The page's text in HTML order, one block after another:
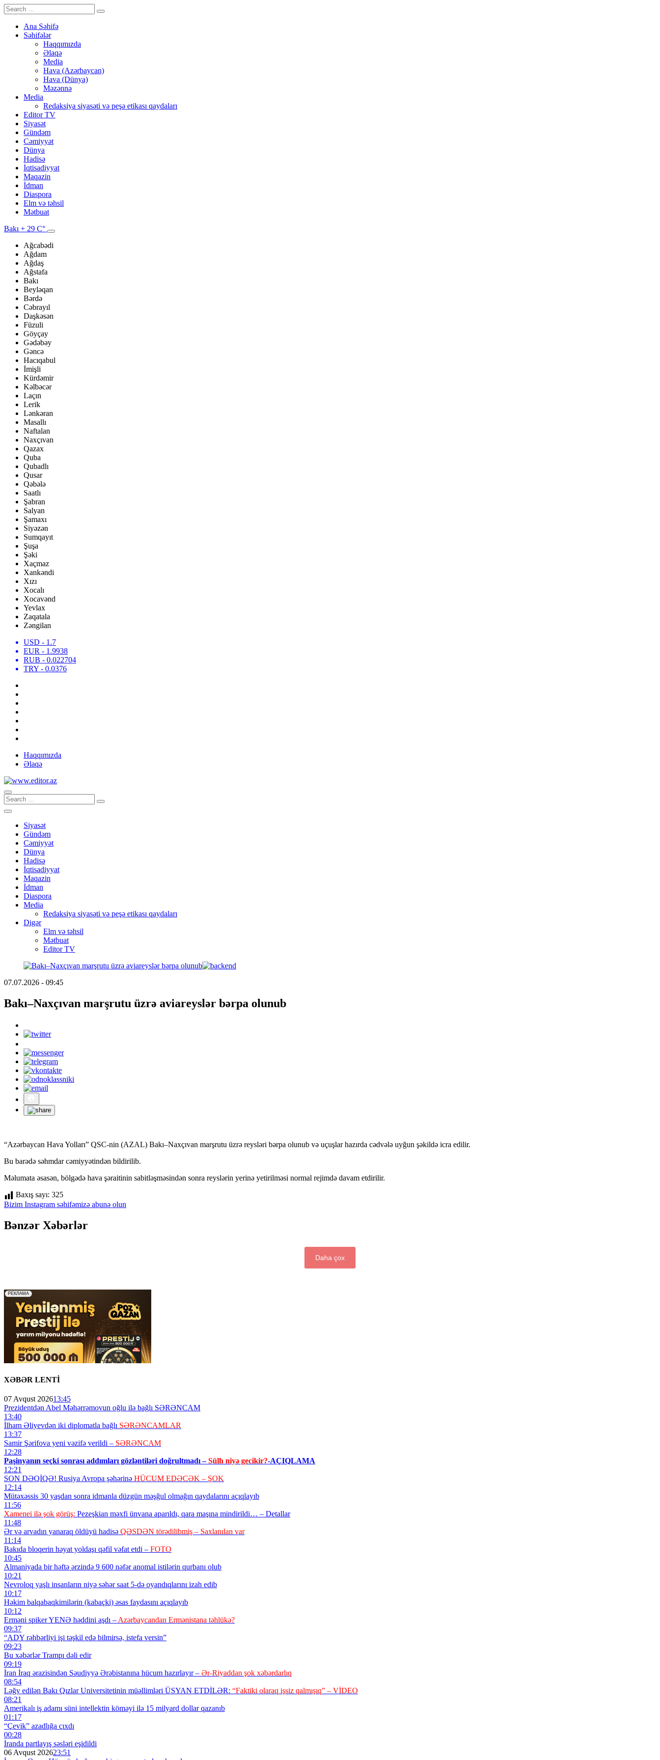
Ana Səhifə
Səhifələr
Haqqımızda
Əlaqə
Media
Hava (Azərbaycan)
Hava (Dünya)
Məzənnə
Media
Redaksiya siyasəti və peşə etikası qaydaları
Editor TV
Siyasət
Gündəm
Cəmiyyət
Dünya
Hadisə
İqtisadiyyat
Maqazin
İdman
Diaspora
Elm və təhsil
Mətbuat
Bakı + 29 C°
Ağcabədi
Ağdam
Ağdaş
Ağstafa
Bakı
Beyləqan
Bərdə
Cəbrayıl
Daşkəsən
Füzuli
Göyçay
Gədəbəy
Gəncə
Hacıqabul
İmişli
Kürdəmir
Kəlbəcər
Laçın
Lerik
Lənkəran
Masallı
Naftalan
Naxçıvan
Qazax
Quba
Qubadlı
Qusar
Qəbələ
Saatlı
Şabran
Salyan
Şamaxı
Siyəzən
Sumqayıt
Şuşa
Şəki
Xaçmaz
Xankəndi
Xızı
Xocalı
Xocavənd
Yevlax
Zaqatala
Zəngilan
USD - 1.7
EUR - 1.9938
RUB - 0.022704
TRY - 0.0376
Haqqımızda
Əlaqə
Siyasət
Gündəm
Cəmiyyət
Dünya
Hadisə
İqtisadiyyat
Maqazin
İdman
Diaspora
Media
Redaksiya siyasəti və peşə etikası qaydaları
Digər
Elm və təhsil
Mətbuat
Editor TV
07.07.2026 - 09:45
Bakı–Naxçıvan marşrutu üzrə aviareyslər bərpa olunub
“Azərbaycan Hava Yolları” QSC-nin (AZAL) Bakı–Naxçıvan marşrutu üzrə reysləri bərpa olunub və uçuşlar hazırda cədvələ uyğun şəkildə icra edilir.
Bu barədə səhmdar cəmiyyətindən bildirilib.
Məlumata əsasən, bölgədə hava şəraitinin sabitləşməsindən sonra reyslərin yerinə yetirilməsi normal rejimdə davam etdirilir.
Baxış sayı: 325
Bizim Instagram səhifəmizə abunə olun
Bənzər Xəbərlər
Daha çox
XƏBƏR LENTİ
07 Avqust 202613:45
Prezidentdən Abel Məhərrəmovun oğlu ilə bağlı SƏRƏNCAM
13:40
İlham Əliyevdən iki diplomatla bağlı SƏRƏNCAMLAR
13:37
Samir Şərifova yeni vəzifə verildi – SƏRƏNCAM
12:28
Paşinyanın seçki sonrası addımları gözləntiləri doğrultmadı –Sülh niyə gecikir?-AÇIQLAMA
12:21
SON DƏQİQƏ! Rusiya Avropa şəhərinə HÜCUM EDƏCƏK – ŞOK
12:14
Mütəxəssis 30 yaşdan sonra idmanla düzgün məşğul olmağın qaydalarını açıqlayıb
11:56
Xamenei ilə şok görüş: Pezeşkian məxfi ünvana aparıldı, qara maşına mindirildi… – Detallar
11:48
Ər və arvadın yanaraq öldüyü hadisə QƏSDƏN törədilibmiş – Saxlanılan var
11:14
Bakıda bloqerin həyat yoldaşı qəfil vəfat etdi – FOTO
10:45
Almaniyada bir həftə ərzində 9 600 nəfər anomal istilərin qurbanı olub
10:21
Nevroloq yaşlı insanların niyə səhər saat 5-də oyandıqlarını izah edib
10:17
Həkim balqabaqkimilərin (kabaçki) əsas faydasını açıqlayıb
10:12
Erməni spiker YENƏ həddini aşdı – Azərbaycandan Ermənistana təhlükə?
09:37
“ADY rəhbərliyi işi təşkil edə bilmirsə, istefa versin”
09:23
Bu xəbərlər Trampı dəli edir
09:19
İran İraq ərazisindən Səudiyyə Ərəbistanına hücum hazırlayır – Ər-Riyaddan şok xəbərdarlıq
08:54
Ləğv edilən Bakı Qızlar Universitetinin müəllimləri ÜSYAN ETDİLƏR: “Faktiki olaraq işsiz qalmışıq” – VİDEO
08:21
Amerikalı iş adamı süni intellektin köməyi ilə 15 milyard dollar qazanıb
01:17
“Çevik” azadlığa çıxdı
00:28
İranda partlayış səsləri eşidildi
06 Avqust 202623:51